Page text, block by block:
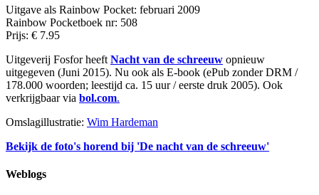
Uitgave als Rainbow Pocket: februari 2009
Rainbow Pocketboek nr: 508
Prijs: € 7.95
Uitgeverij Fosfor heeft Nacht van de schreeuw opnieuw
uitgegeven (Juni 2015). Nu ook als E-book (ePub zonder DRM /
178.000 woorden; leestijd ca. 15 uur / eerste druk 2005). Ook
verkrijgbaar via bol.com.
Omslagillustratie: Wim Hardeman
Bekijk de foto's horend bij 'De nacht van de schreeuw'
Weblogs